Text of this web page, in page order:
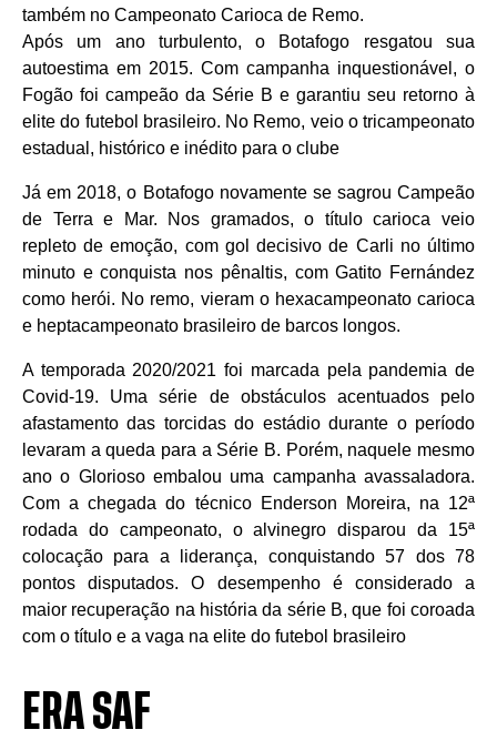
também no Campeonato Carioca de Remo.
Após um ano turbulento, o Botafogo resgatou sua
autoestima em 2015. Com campanha inquestionável, o
Fogão foi campeão da Série B e garantiu seu retorno à
elite do futebol brasileiro. No Remo, veio o tricampeonato
estadual, histórico e inédito para o clube
Já em 2018, o Botafogo novamente se sagrou Campeão
de Terra e Mar. Nos gramados, o título carioca veio
repleto de emoção, com gol decisivo de Carli no último
minuto e conquista nos pênaltis, com Gatito Fernández
como herói. No remo, vieram o hexacampeonato carioca
e heptacampeonato brasileiro de barcos longos.
A temporada 2020/2021 foi marcada pela pandemia de
Covid-19. Uma série de obstáculos acentuados pelo
afastamento das torcidas do estádio durante o período
levaram a queda para a Série B. Porém, naquele mesmo
ano o Glorioso embalou uma campanha avassaladora.
Com a chegada do técnico Enderson Moreira, na 12ª
rodada do campeonato, o alvinegro disparou da 15ª
colocação para a liderança, conquistando 57 dos 78
pontos disputados. O desempenho é considerado a
maior recuperação na história da série B, que foi coroada
com o título e a vaga na elite do futebol brasileiro
ERA SAF